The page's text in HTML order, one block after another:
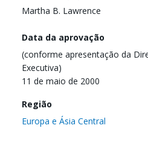
Martha B. Lawrence
Data da aprovação
(conforme apresentação da
Executiva)
11 de maio de 2000
Região
Europa e Ásia Central